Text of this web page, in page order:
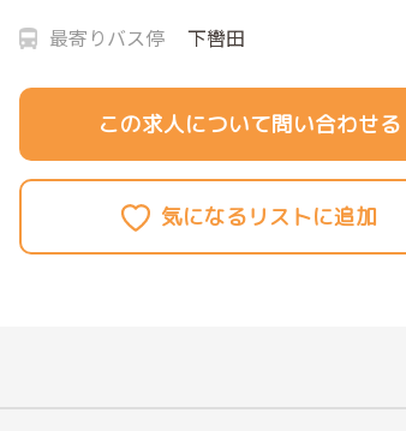
最寄りバス停
下轡田
この求人について問い合わせる